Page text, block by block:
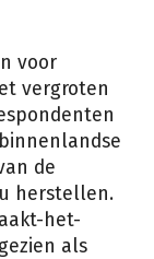
voor
vergroten
de
herstellen.
het-
als